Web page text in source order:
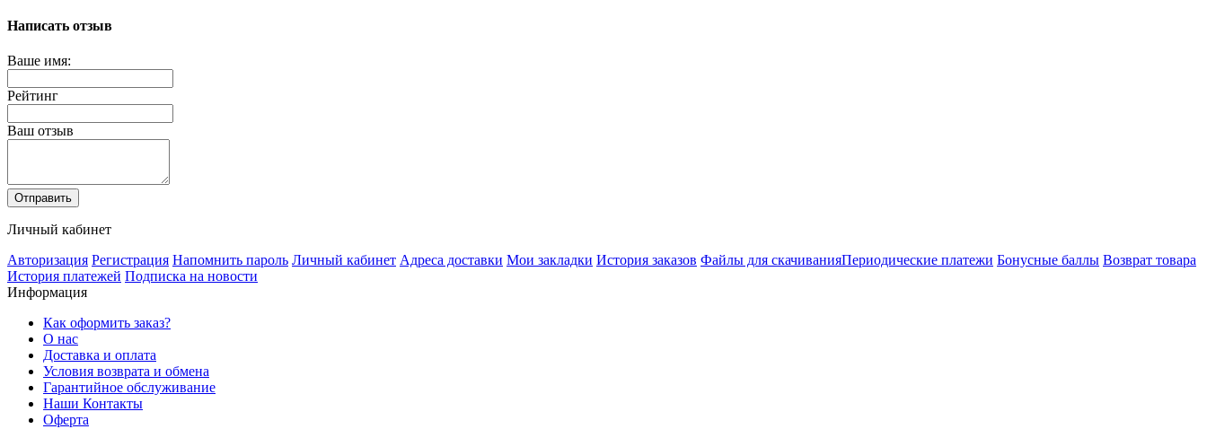
Написать отзыв
Ваше имя:
Рейтинг
Ваш отзыв
Отправить
Личный кабинет
Авторизация Регистрация Напомнить пароль Личный кабинет Адреса доставки Мои закладки История заказов Файлы для скачиванияПериодические платежи Бонусные баллы Возврат товара
История платежей Подписка на новости
Информация
Как оформить заказ?
О нас
Доставка и оплата
Условия возврата и обмена
Гарантийное обслуживание
Наши Контакты
Оферта